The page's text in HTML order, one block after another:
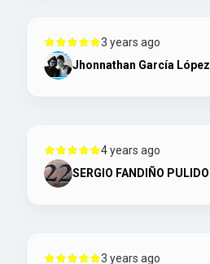
3 years ago
Jhonnathan García López
4 years ago
SERGIO FANDIÑO PULIDO
3 years ago